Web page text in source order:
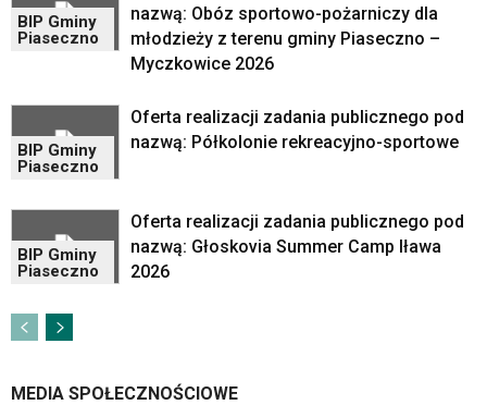
powszechnie
używane
portalu
YouTube
oraz
Maps
osadzane
formie
ramek.
te
BIP Gminy
Piaseczno
nazwą: Obóz sportowo-pożarniczy dla
młodzieży z terenu gminy Piaseczno –
Myczkowice 2026
BIP Gminy
Piaseczno
Oferta realizacji zadania publicznego pod
nazwą: Półkolonie rekreacyjno-sportowe
BIP Gminy
Piaseczno
Oferta realizacji zadania publicznego pod
nazwą: Głoskovia Summer Camp Iława
2026
MEDIA SPOŁECZNOŚCIOWE